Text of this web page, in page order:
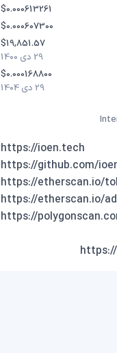
$0.000613261
$0.000607300
$19,851.57
29 دی 1400
$0.000168800
29 دی 1404
https://ioen.tech
https://github.com/